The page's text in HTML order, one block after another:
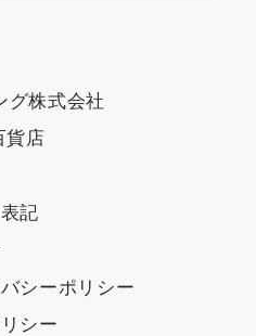
グ株式会社
貨店
記
シーポリシー
シー